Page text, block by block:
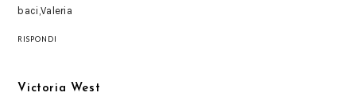
baci,Valeria
RISPONDI
Victoria West